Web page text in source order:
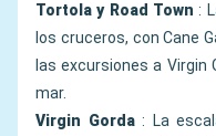
Tortola y Road Town :
los cruceros, con Cane
las excursiones a Virgin
mar.
Virgin Gorda: La